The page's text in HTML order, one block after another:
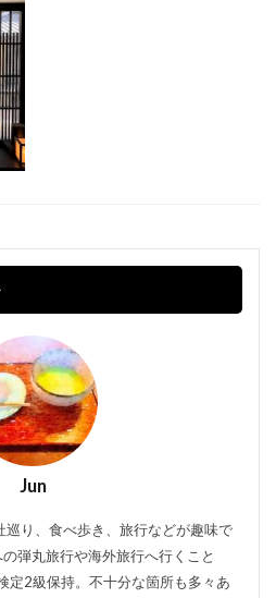
Jun
り、食べ歩き、旅行などが趣味で
弾丸旅行や海外旅行へ行くこと
定2級保持。不十分な箇所も多々あ